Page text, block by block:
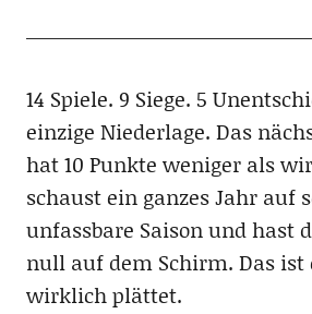
14 Spiele. 9 Siege. 5
einzige Niederlage. Das
hat 10 Punkte weniger als
schaust ein ganzes Jahr auf
unfassbare Saison und hast
null auf dem Schirm. Das ist
wirklich plättet.